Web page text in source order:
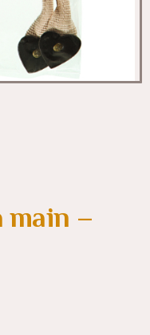
main –